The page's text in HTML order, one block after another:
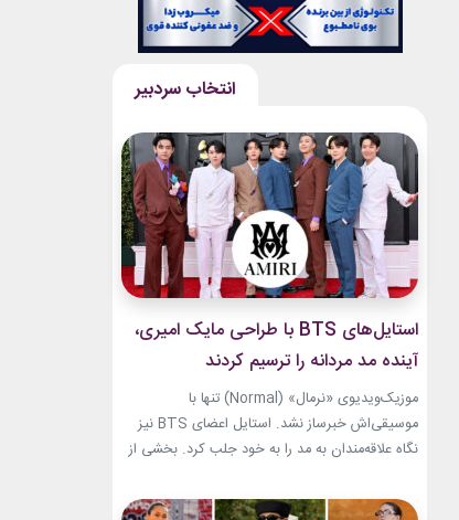
استایل‌های BTS با طراحی مایک امیری،
آینده مد مردانه را ترسیم کردند
موزیک‌ویدیوی «نرمال» (Normal) تنها با
موسیقی‌اش خبرساز نشد. استایل اعضای BTS نیز
نگاه علاقه‌مندان به مد را به خود جلب کرد. بخشی از
به طراح آمریکاییِ ایرانی‌تبار، مایک امیری، انتخاب